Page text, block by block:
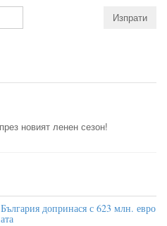
новият ленен сезон!
допринася с 623 млн. евро